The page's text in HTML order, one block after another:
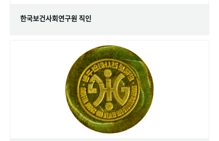
한국보건사회연구원 직인